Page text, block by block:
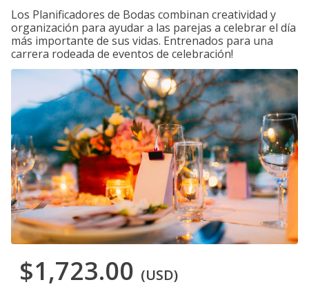
Los Planificadores de Bodas combinan creatividad y
organización para ayudar a las parejas a celebrar el día
más importante de sus vidas. Entrenados para una
carrera rodeada de eventos de celebración!
$1,723.00 (USD)